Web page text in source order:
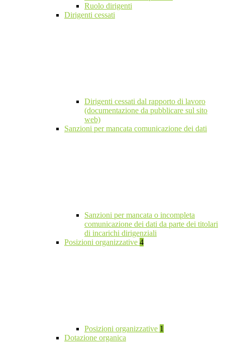
Ruolo dirigenti
Dirigenti cessati
Dirigenti cessati dal rapporto di lavoro
(documentazione da pubblicare sul sito
web)
Sanzioni per mancata comunicazione dei dati
Sanzioni per mancata o incompleta
comunicazione dei dati da parte dei titolari
di incarichi dirigenziali
Posizioni organizzative 4
Posizioni organizzative 1
Dotazione organica